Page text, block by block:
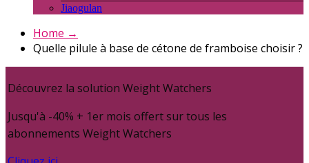
Jiaogulan
Home →
Quelle pilule à base de cétone de framboise choisir ?
Découvrez la solution Weight Watchers
Jusqu'à -40% + 1er mois offert sur tous les
abonnements Weight Watchers